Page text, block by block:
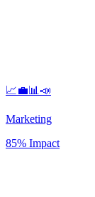
📈💼📊📣
Marketing
85% Impact